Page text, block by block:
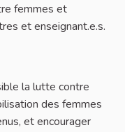
femmes et
et enseignant.e.s.
la lutte contre
des femmes
et encourager